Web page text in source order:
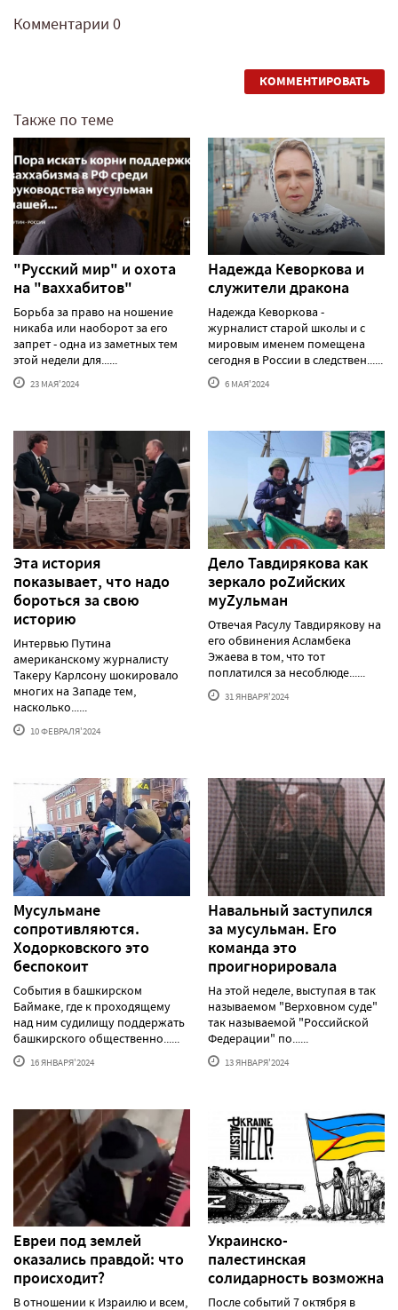
Комментарии 0
КОММЕНТИРОВАТЬ
Также по теме
"Русский мир" и охота
на "ваххабитов"
Борьба за право на ношение
никаба или наоборот за его
запрет - одна из заметных тем
этой недели для......
23 МАЯ'2024
Надежда Кеворкова и
служители дракона
Надежда Кеворкова -
журналист старой школы и с
мировым именем помещена
сегодня в России в следствен......
6 МАЯ'2024
Эта история
показывает, что надо
бороться за свою
историю
Интервью Путина
американскому журналисту
Такеру Карлсону шокировало
многих на Западе тем,
насколько......
10 ФЕВРАЛЯ'2024
Дело Тавдирякова как
зеркало роZийских
муZульман
Отвечая Расулу Тавдирякову на
его обвинения Асламбека
Эжаева в том, что тот
поплатился за несоблюде......
31 ЯНВАРЯ'2024
Мусульмане
сопротивляются.
Ходорковского это
беспокоит
События в башкирском
Баймаке, где к проходящему
над ним судилищу поддержать
башкирского общественно......
16 ЯНВАРЯ'2024
Навальный заступился
за мусульман. Его
команда это
проигнорировала
На этой неделе, выступая в так
называемом "Верховном суде"
так называемой "Российской
Федерации" по......
13 ЯНВАРЯ'2024
Евреи под землей
оказались правдой: что
происходит?
В отношении к Израилю и всем,
Украинско-
палестинская
солидарность возможна
После событий 7 октября в